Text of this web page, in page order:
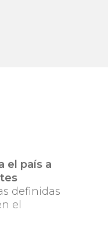
el país a
definidas
el